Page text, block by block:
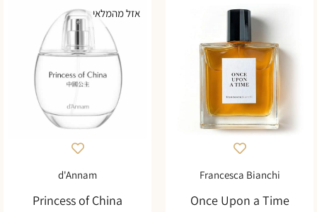
Francesca Bianchi
Once Upon a Time
אזל מהמלאי
d'Annam
Princess of China